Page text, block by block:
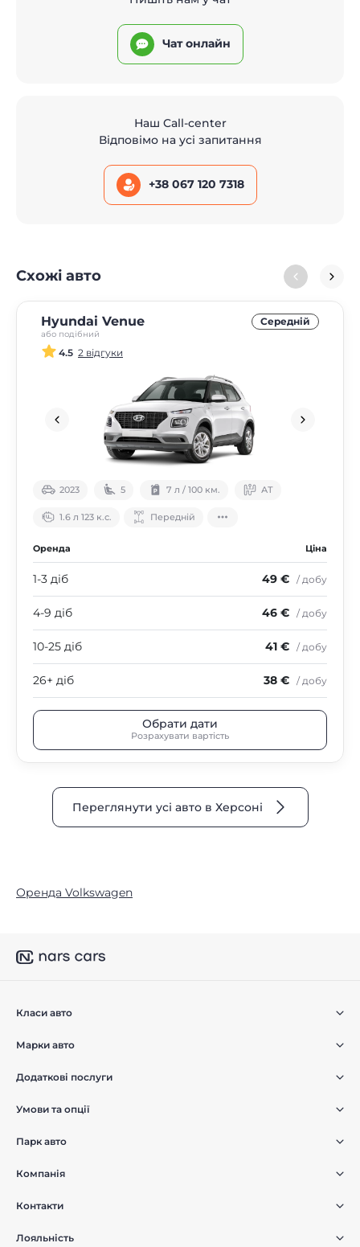
Чат онлайн
Наш Call-center
Відповімо на усі запитання
+38 067 120 7318
Схожі авто
Hyundai Venue
або подібний
Середнiй
4.5 2 відгуки
2023 5 7 л / 100 км. АТ
1.6 л 123 к.с. Передній
Оренда Ціна
1-3 діб 49 € / добу
4-9 діб 46 € / добу
10-25 діб 41 € / добу
26+ діб 38 € / добу
Обрати дати
Розрахувати вартість
Переглянути усі авто в Херсоні
Оренда Volkswagen
Класи авто
Марки авто
Додаткові послуги
Умови та опції
Парк авто
Компанія
Контакти
Лояльність